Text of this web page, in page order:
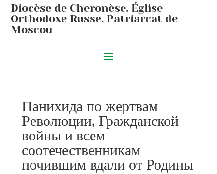
Diocèse de Cheronèse. Église
Orthodoxe Russe. Patriarcat de
Moscou
Панихида по жертвам
Революции, Гражданской
войны и всем
соотечественникам
почившим вдали от Родины